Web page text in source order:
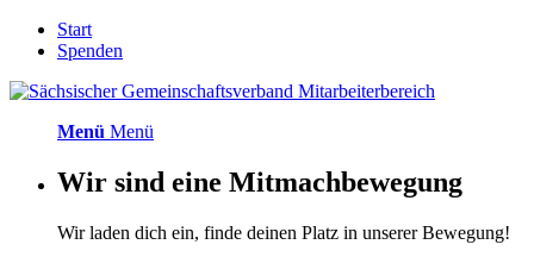
Start
Spenden
Menü Menü
Wir sind eine Mitmachbewegung
Wir laden dich ein, finde deinen Platz in unserer Bewegung!